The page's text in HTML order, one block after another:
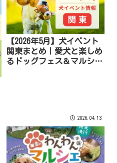
【2026年5月】犬イベント
関東まとめ｜愛犬と楽しめ
るドッグフェス＆マルシェ
2026.04.13